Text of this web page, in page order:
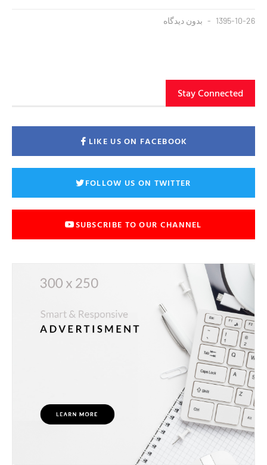
1395-10-26 بدون دیدگاه
Stay Connected
LIKE US ON FACEBOOK
FOLLOW US ON TWITTER
SUBSCRIBE TO OUR CHANNEL